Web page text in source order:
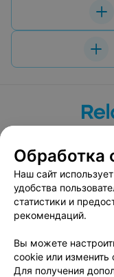
Вакансии
Публичный
Обработка
Наш сайт
удобства
статистики и
рекомендаций.
Вы можете
cookie или изменить
Для получения